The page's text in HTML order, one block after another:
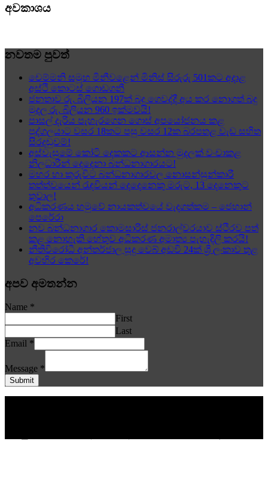
අවකාශය
නවතම පුවත්
චෙම්මනි සමූහ මිනීවළෙන් මිනිස් සිරුරු 501කට අදාළ
අස්ථි කොටස් ගොඩගනී
ජනතාව රු. බිලියන 197ක් බදු ගෙවද්දී අය කර නොගත් බදු
මුදල රු. බිලියන 960 ඉක්මවයි!
පාසල් දැරිය පැහැරගෙන ගොස් අපයෝජනය කළ
පුද්ගලයාට වසර 18කට පසු වසර 12ක බරපතළ වැඩ සහිත
සිරදඬුවම්!
අස්වැසුමේ කෝටි දෙකකට ආසන්න මුදලක් වංචාකළ
නිලධාරීන් දෙදෙනා බන්ධනාගාරයට!
මහර හා කුරුවිට බන්ධනාගාරවල නොසන්සුන්කාරී
තත්ත්වයෙන් රැඳවියන් දෙදෙනෙකු මරුට, 13 දෙනෙකුට
තුවාල!
අධිකරණය හමුවේ නායකත්වයේ වැදගත්කම – ජෙහාන්
පෙරේරා
නව බන්ධනාගාර කොමසාරිස් ජනරාල්වරයාව ස්ථිරව පත්
කළ නොහැකි හේතුව අධිකරණ අමාත්‍ය පැහැදිලි කරයි!
නීතිවිරෝධී අන්තර්ජාල සූදු වෙබ් අඩවි 24ක් ශ්‍රී ලංකාව තුළ
අවහිර කෙරේ!
අපව අමතන්න
Name *
First
Last
Email *
Message *
Submit